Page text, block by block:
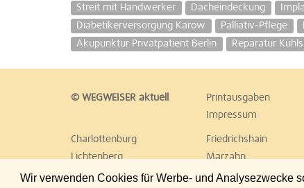
Wir verwenden Cookies für Werbe- und Analysezwecke
Streit mit Handwerker
Dacheindeckung
Diabetikerversorgung Karow
Palliativ-Pflege
Akupunktur Privatpatient Berlin
Reparatur
© WEGWEISER aktuell Printausgaben
Impressum
Charlottenburg Friedrichshain
Lichtenberg
Marzahn
Reinickendorf
Schöneberg